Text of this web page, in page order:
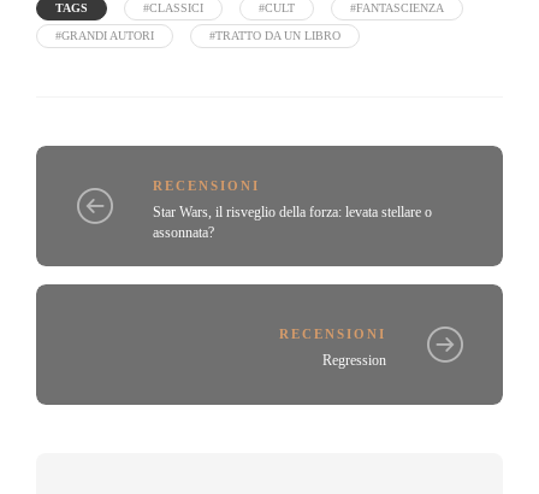
TAGS #CLASSICI #CULT #FANTASCIENZA
#GRANDI AUTORI #TRATTO DA UN LIBRO
RECENSIONI
Star Wars, il risveglio della forza: levata stellare o
assonnata?
RECENSIONI
Regression